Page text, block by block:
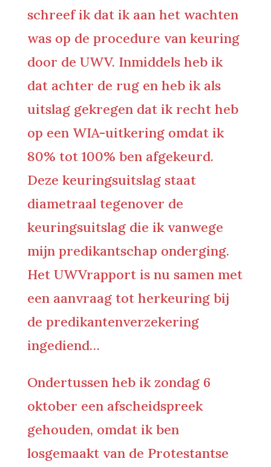
schreef ik dat ik aan het wachten
was op de procedure van keuring
door de UWV. Inmiddels heb ik
dat achter de rug en heb ik als
uitslag gekregen dat ik recht heb
op een WIA-uitkering omdat ik
80% tot 100% ben afgekeurd.
Deze keuringsuitslag staat
diametraal tegenover de
keuringsuitslag die ik vanwege
mijn predikantschap onderging.
Het UWVrapport is nu samen met
een aanvraag tot herkeuring bij
de predikantenverzekering
ingediend…
Ondertussen heb ik zondag 6
oktober een afscheidspreek
gehouden, omdat ik ben
losgemaakt van de Protestantse